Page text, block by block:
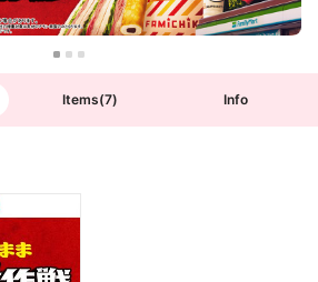
Items(7) Info